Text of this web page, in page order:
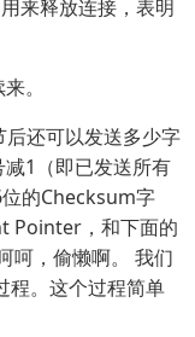
来释放连接，表明
。
还可以发送多少字
1（即已发送所有
的Checksum字
Pointer，和下面的
呵，偷懒啊。 我们
程。这个过程简单